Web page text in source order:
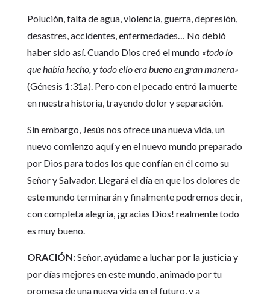
Polución, falta de agua, violencia, guerra, depresión,
desastres, accidentes, enfermedades… No debió
haber sido así. Cuando Dios creó el mundo «todo lo
que había hecho, y todo ello era bueno en gran manera»
(Génesis 1:31a). Pero con el pecado entró la muerte
en nuestra historia, trayendo dolor y separación.
Sin embargo, Jesús nos ofrece una nueva vida, un
nuevo comienzo aquí y en el nuevo mundo preparado
por Dios para todos los que confían en él como su
Señor y Salvador. Llegará el día en que los dolores de
este mundo terminarán y finalmente podremos decir,
con completa alegría, ¡gracias Dios! realmente todo
es muy bueno.
ORACIÓN:Señor, ayúdame a luchar por la justicia y
por días mejores en este mundo, animado por tu
promesa de una nueva vida en el futuro, y a